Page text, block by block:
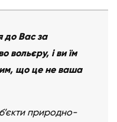
до Вас за
вольєру, і ви їм
що це не ваша
природно-